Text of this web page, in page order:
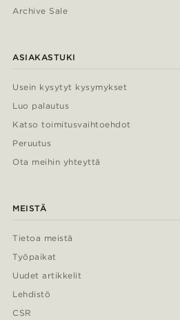
Archive Sale
ASIAKASTUKI
Usein kysytyt kysymykset
Luo palautus
Katso toimitusvaihtoehdot
Peruutus
Ota meihin yhteyttä
MEISTÄ
Tietoa meistä
Työpaikat
Uudet artikkelit
Lehdistö
CSR